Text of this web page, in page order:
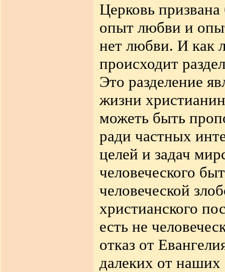
Церковь
опыт любви и
нет любви. И как
происходит
Это разделение
жизни
можеть быть
ради частных
целей и задач
человеческого
человеческой
христианского
есть не
отказ от
далеких от